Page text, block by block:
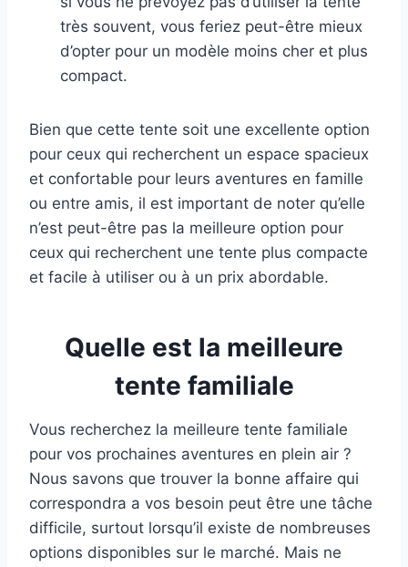
très souvent, vous feriez peut-être mieux
d’opter pour un modèle moins cher et plus
compact.
Bien que cette tente soit une excellente option
pour ceux qui recherchent un espace spacieux
et confortable pour leurs aventures en famille
ou entre amis, il est important de noter qu’elle
n’est peut-être pas la meilleure option pour
ceux qui recherchent une tente plus compacte
et facile à utiliser ou à un prix abordable.
Quelle est la meilleure
tente familiale
Vous recherchez la meilleure tente familiale
pour vos prochaines aventures en plein air ?
Nous savons que trouver la bonne affaire qui
correspondra a vos besoin peut être une tâche
difficile, surtout lorsqu’il existe de nombreuses
options disponibles sur le marché. Mais ne